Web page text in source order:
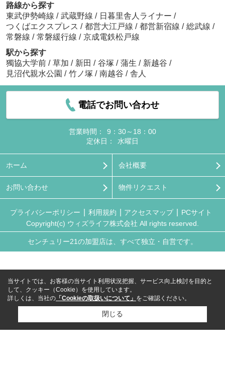
路線から探す
東武伊勢崎線 / 武蔵野線 / 日暮里舎人ライナー /
つくばエクスプレス / 都営大江戸線 / 都営新宿線 / 総武線 /
常磐線 / 常磐緩行線 / 京成電鉄松戸線
駅から探す
獨協大学前 / 草加 / 新田 / 谷塚 / 蒲生 / 新越谷 /
見沼代親水公園 / 竹ノ塚 / 南越谷 / 舎人
電話でお問い合わせ
営業時間：
9：30～18：00
定休日：
水曜日
ホーム 会社概要
お問い合わせ 物件リクエスト
プライバシーポリシー 利用規約 アクセスマップ
PCサイト
Copyright(c) ウィズライフ株式会社 All rights reserved.
センチュリー21の加盟店は、すべて独立・自営です。
当サイトでは、お客様の当サイト利用状況把握、サービス向上検討を目的と
して、クッキー（Cookie）を使用しています。
詳しくは、当社の 「Cookieの取扱いについて」 をご確認ください。
閉じる